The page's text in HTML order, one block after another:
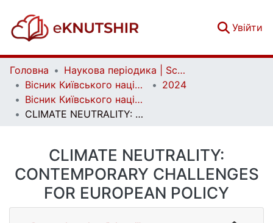
Увійти
Головна
Наукова періодика | Scientific periodicals
Вісник Київського національного університету імені Тараса Шевченка. Міжнародні відносини | Bulletin of the Taras Shevchenko National University of Kyiv. International Relations
2024
Вісник Київського національного університету імені Тараса Шевченка. Міжнародні відносини. Вип. 1 (58)
CLIMATE NEUTRALITY: CONTEMPORARY CHALLENGES FOR EUROPEAN POLICY
CLIMATE NEUTRALITY:
CONTEMPORARY CHALLENGES
FOR EUROPEAN POLICY